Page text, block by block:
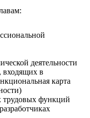
деятельности
в
карта
трудовых функций